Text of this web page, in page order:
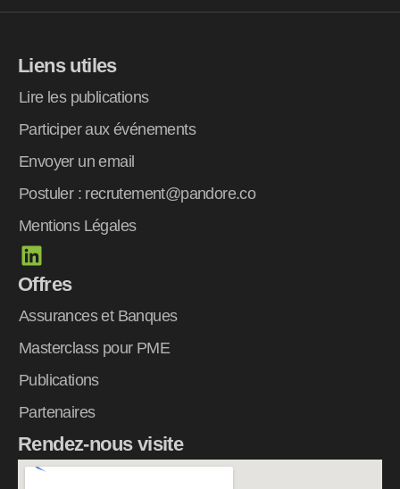
Liens utiles
Lire les publications
Participer aux événements
Envoyer un email
Postuler : recrutement@pandore.co
Mentions Légales
L
i
n
k
e
i
n
Offres
Assurances et Banques
Masterclass pour PME
Publications
Partenaires
Rendez-nous visite